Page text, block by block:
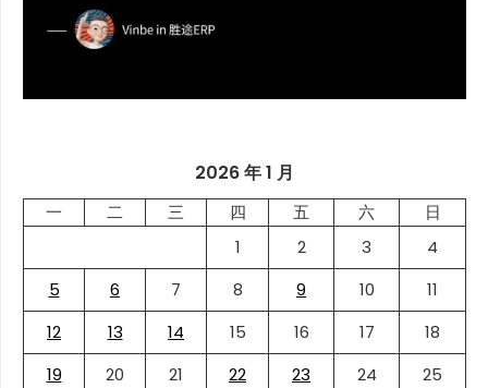
2026 年 1 月
一 二 三 四 五 六
日
1
2 3
4
5
6 7 8 9 10
11
12
13 14 15 16 17
18
19
20 21 22 23 24
25